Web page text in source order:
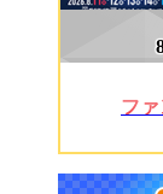
フ